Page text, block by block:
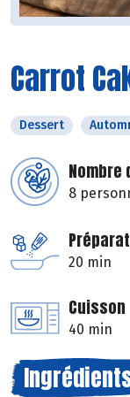
Carrot
Dessert
Nombre
8
20 min
Cuisson
40 min